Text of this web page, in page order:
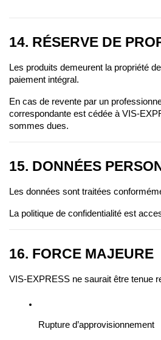
14. RÉSERVE DE
Les produits demeurent la propriété
paiement intégral.
En cas de revente par un
correspondante est cédée à VIS-
sommes dues.
15. DONNÉES
Les données sont traitées
La politique de confidentialité est
16. FORCE MAJEURE
VIS-EXPRESS ne saurait être tenue
Rupture d’approvisionnement